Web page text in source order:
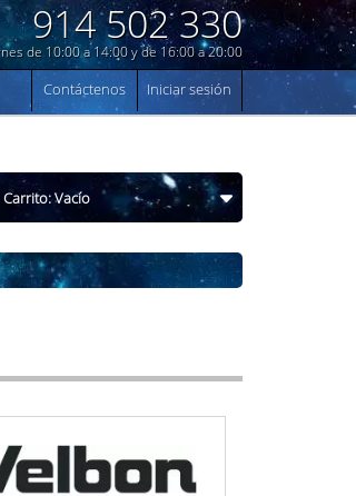
914 502 330
de 10:00 a 14:00 y de 16:00 a 20:00
Iniciar sesión
Contáctenos
Carrito:Vacío